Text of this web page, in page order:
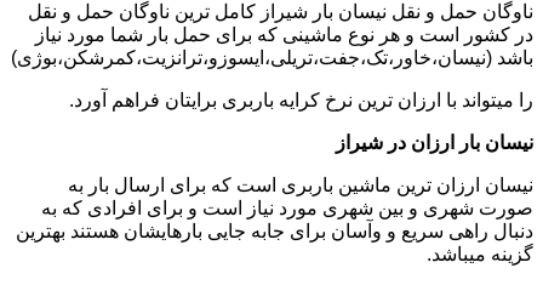
ناوگان حمل و نقل نیسان بار شیراز کامل ترین ناوگان حمل و نقل
در کشور است و هر نوع ماشینی که برای حمل بار شما مورد نیاز
باشد (نیسان،خاور،تک،جفت،تریلی،ایسوزو،ترانزیت،کمرشکن،بوژی)
را میتواند با ارزان ترین نرخ کرایه باربری برایتان فراهم آورد.
نیسان بار ارزان در شیراز
نیسان ارزان ترین ماشین باربری است که برای ارسال بار به
صورت شهری و بین شهری مورد نیاز است و برای افرادی که به
دنبال راهی سریع و وآسان برای جابه جایی بارهایشان هستند بهترین
گزینه میباشد.